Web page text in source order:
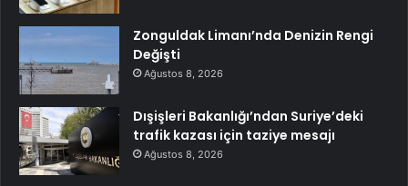
Zonguldak Limanı’nda Denizin Rengi
Değişti
Ağustos 8, 2026
Dışişleri Bakanlığı’ndan Suriye’deki
trafik kazası için taziye mesajı
Ağustos 8, 2026